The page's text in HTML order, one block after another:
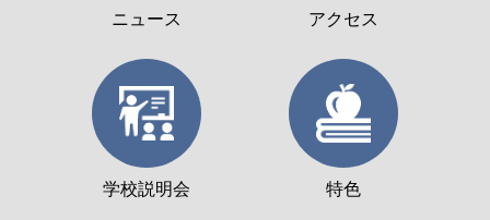
ニュース アクセス
学校説明会 特色